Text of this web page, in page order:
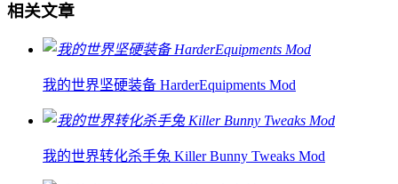
相关文章
我的世界坚硬装备 HarderEquipments Mod
我的世界转化杀手兔 Killer Bunny Tweaks Mod